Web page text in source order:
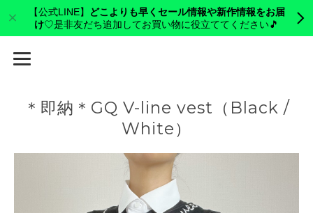
【公式LINE】
どこよりも早くセール情報や新作情報をお届
け♡是非友だち追加してお買い物に役立ててください🎵
＊即納＊GQ V-line vest（Black /
White）